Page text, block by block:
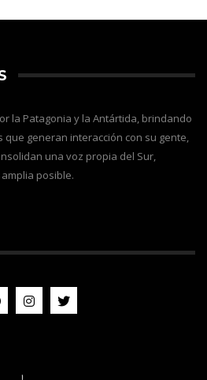
la Patagonia y la Antártida, brindando
generan interacción con su gente,
una voz propia del Sur,
posible.